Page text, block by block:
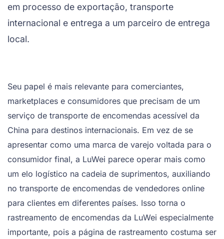
em processo de exportação, transporte
internacional e entrega a um parceiro de entrega
local.
Seu papel é mais relevante para comerciantes,
marketplaces e consumidores que precisam de um
serviço de transporte de encomendas acessível da
China para destinos internacionais. Em vez de se
apresentar como uma marca de varejo voltada para o
consumidor final, a LuWei parece operar mais como
um elo logístico na cadeia de suprimentos, auxiliando
no transporte de encomendas de vendedores online
para clientes em diferentes países. Isso torna o
rastreamento de encomendas da LuWei especialmente
importante, pois a página de rastreamento costuma ser